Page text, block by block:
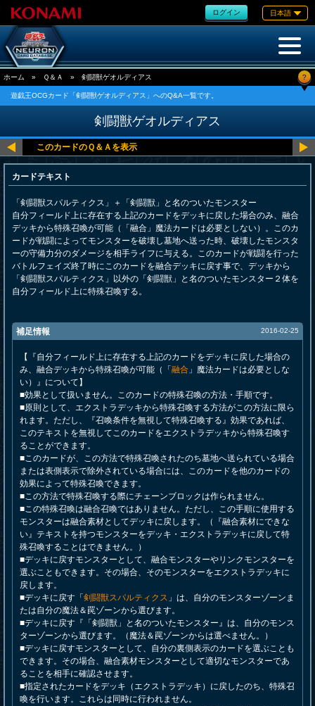
ログイン 日本語
ホーム » Ｑ＆Ａ » 剣闘獣ゲオルディアス ?
遊戯王OCGカード「剣闘獣ゲオルディアス」へのQ&A一覧です。
剣闘獣ゲオルディアス
カードテキスト
「剣闘獣スパルティクス」＋「剣闘獣」と名のついたモンスター
自分フィールド上に存在する上記のカードをデッキに戻した場合のみ、融合
デッキから特殊召喚が可能（「融合」魔法カードは必要としない）。このカ
ードが戦闘によってモンスターを破壊し墓地へ送った時、破壊したモンスタ
ーの守備力分のダメージを相手ライフに与える。このカードが戦闘を行った
バトルフェイズ終了時にこのカードを融合デッキに戻す事で、デッキから
「剣闘獣スパルティクス」以外の「剣闘獣」と名のついたモンスター２体を
自分フィールド上に特殊召喚する。
補足情報 2016-02-25
【『自分フィールド上に存在する上記のカードをデッキに戻した場合の
み、融合デッキから特殊召喚が可能（「 融合 」魔法カードは必要としな
い）』について】
■効果として扱いません。このカードの特殊召喚の方法・手順です。
■原則として、エクストラデッキから特殊召喚する方法がこの方法に限ら
れます。ただし、『召喚条件を無視して特殊召喚する』効果であれば、
このテキストを無視してこのカードをエクストラデッキから特殊召喚す
ることができます。
■このカードが、この方法で特殊召喚されたのち墓地へ送られている場合
または表側表示で除外されている場合には、このカードを他のカードの
効果によって特殊召喚できます。
■この方法で特殊召喚する際にチェーンブロックは作られません。
■この特殊召喚は融合召喚ではありません。ただし、この手順に使用する
モンスターは融合素材としてデッキに戻します。（『融合素材にできな
い』テキストを持つモンスターをデッキ・エクストラデッキに戻して特
殊召喚することはできません。）
■デッキに戻すモンスターとして、融合モンスターやリンクモンスターを
選ぶこともできます。その場合、そのモンスターをエクストラデッキに
戻します。
■デッキに戻す「 剣闘獣スパルティクス 」は、自分のモンスターゾーンま
たは自分の魔法＆罠ゾーンから選びます。
■デッキに戻す『「剣闘獣」と名のついたモンスター』は、自分のモンス
ターゾーンから選びます。（魔法＆罠ゾーンからは選べません。）
■デッキに戻すモンスターとして、自分の裏側表示のカードを選ぶことも
できます。その場合、融合素材モンスターとして適切なモンスターであ
ることを相手に確認させます。
■指定されたカードをデッキ（エクストラデッキ）に戻したのち、特殊召
喚を行います。これらは同時に行われません。